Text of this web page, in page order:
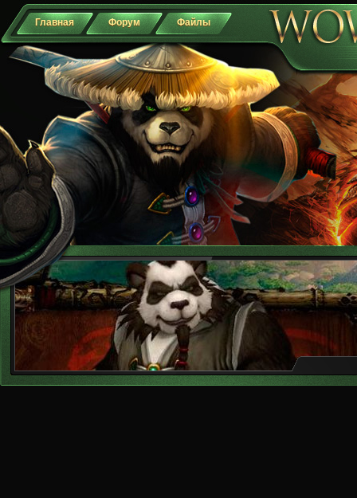
Главная Форум Файлы